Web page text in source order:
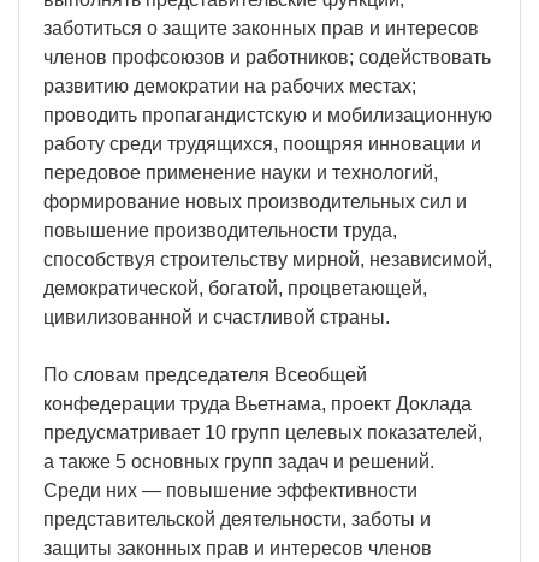
заботиться о защите законных прав и интересов
членов профсоюзов и работников; содействовать
развитию демократии на рабочих местах;
проводить пропагандистскую и мобилизационную
работу среди трудящихся, поощряя инновации и
передовое применение науки и технологий,
формирование новых производительных сил и
повышение производительности труда,
способствуя строительству мирной, независимой,
демократической, богатой, процветающей,
цивилизованной и счастливой страны.
По словам председателя Всеобщей
конфедерации труда Вьетнама, проект Доклада
предусматривает 10 групп целевых показателей,
а также 5 основных групп задач и решений.
Среди них — повышение эффективности
представительской деятельности, заботы и
защиты законных прав и интересов членов